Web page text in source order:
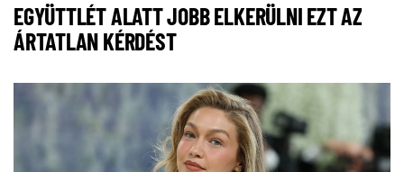
EGYÜTTLÉT ALATT JOBB ELKERÜLNI EZT AZ
ÁRTATLAN KÉRDÉST